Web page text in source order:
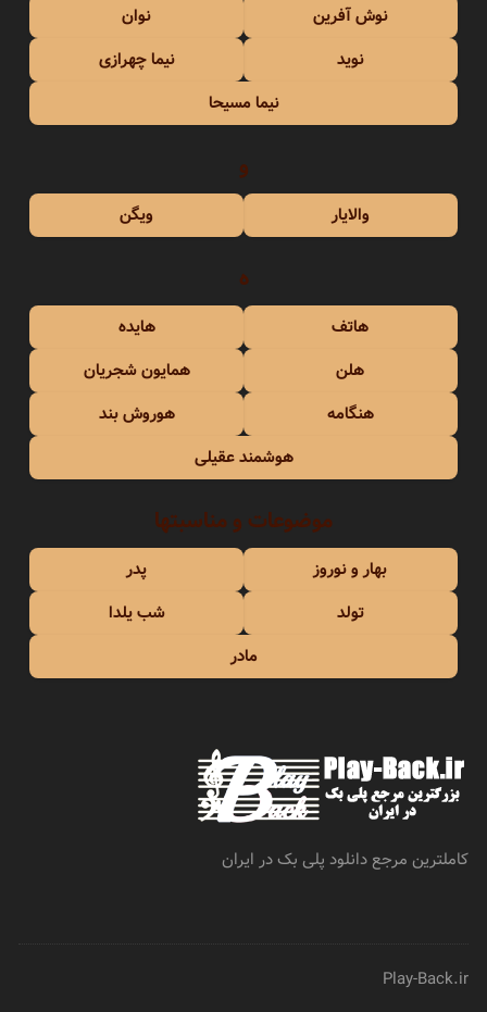
نوش آفرین
نوان
نوید
نیما چهرازی
نیما مسیحا
و
والایار ویگن
ه
هاتف
هایده
هلن
همایون شجریان
هنگامه
هوروش بند
هوشمند عقیلی
موضوعات و مناسبتها
بهار و نوروز
پدر
تولد
شب یلدا
مادر
کاملترین مرجع دانلود پلی بک در ایران
Play-Back.ir